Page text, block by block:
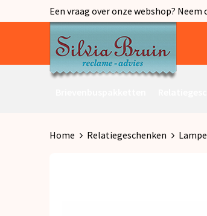
Een vraag over onze webshop?
Home Relatiegeschenken